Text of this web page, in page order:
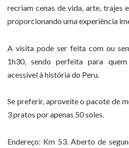
recriam cenas de vida, arte, trajes
proporcionando uma experiência
A visita pode ser feita com ou
1h30, sendo perfeita para
acessível à história do Peru.
Se preferir, aproveite o pacote de
3 pratos por apenas 50 soles.
Endereço: Km 53. Aberto de